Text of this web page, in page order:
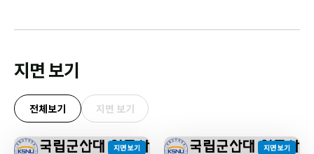
지면 보기
전체보기 지면 보기
지면 보기 지면 보기